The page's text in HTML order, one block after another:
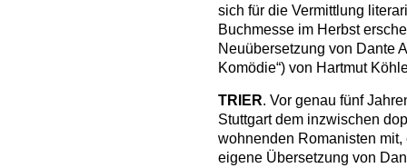
sich für die Vermittlung
Buchmesse im Herbst
Neuübersetzung von Dante
Komödie“) von Hartmut
TRIER. Vor genau fünf
Stuttgart dem inzwischen
wohnenden Romanisten
eigene Übersetzung von